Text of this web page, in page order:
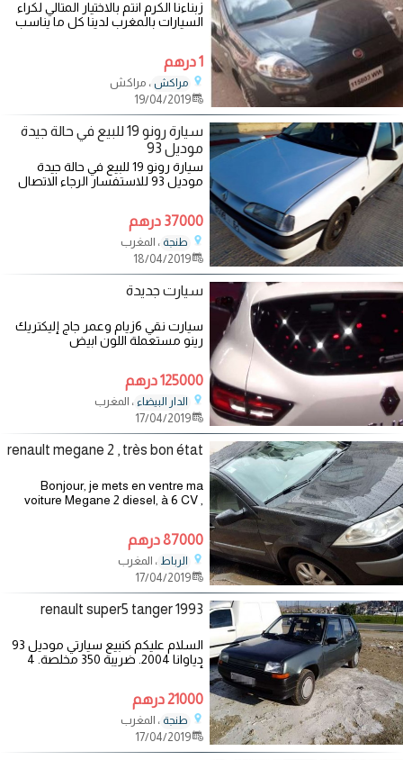
زبناءنا الكرم انتم بالاختيار المتالي لكراء
السيارات بالمغرب لدينا كل ما يناسب
1 درهم
مراكش ، مراكش
19/04/2019
سيارة رونو 19 للبيع في حالة جيدة
موديل 93
سيارة رونو 19 للبيع في حالة جيدة
موديل 93 للاستفسار الرجاء الاتصال
37000 درهم
طنجة ، المغرب
18/04/2019
سيارت جديدة
سيارت نقي 6زيام وعمر جاج إليكتريك
رينو مستعملة اللون ابيض
125000 درهم
الدار البيضاء ، المغرب
17/04/2019
renault megane 2 , très bon état
Bonjour, je mets en ventre ma
voiture Megane 2 diesel, à 6 CV ,
options, 1er propriétaire ( non
fumeur) ,
87000 درهم
الرباط ، المغرب
17/04/2019
renault super5 tanger 1993
السلام عليكم كنبيع سيارتي موديل 93
دياوانا 2004. ضريبة 350 مخلصة. 4
21000 درهم
طنجة ، المغرب
17/04/2019